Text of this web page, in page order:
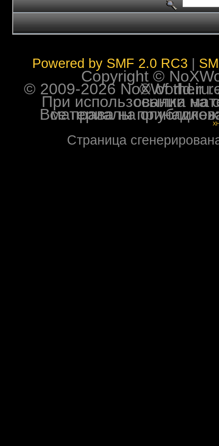
Powered by SMF 2.0 RC3
Copyright ©
© 2009-2026 NoXWorld.ru. All
При использовании
Все права на опубликованные на форуме
Страница